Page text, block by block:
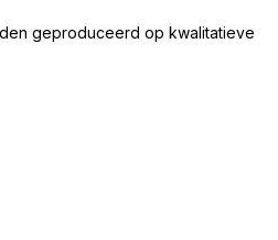
geproduceerd op kwalitatieve